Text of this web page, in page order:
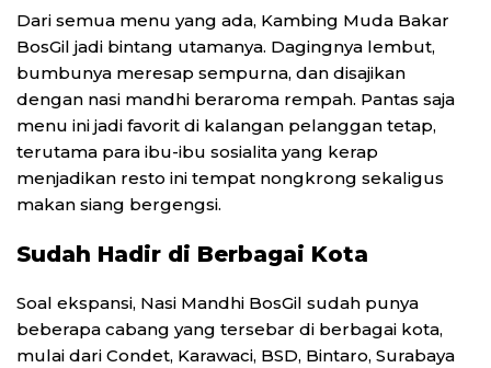
Dari semua menu yang ada, Kambing Muda Bakar
BosGil jadi bintang utamanya. Dagingnya lembut,
bumbunya meresap sempurna, dan disajikan
dengan nasi mandhi beraroma rempah. Pantas saja
menu ini jadi favorit di kalangan pelanggan tetap,
terutama para ibu-ibu sosialita yang kerap
menjadikan resto ini tempat nongkrong sekaligus
makan siang bergengsi.
Sudah Hadir di Berbagai Kota
Soal ekspansi, Nasi Mandhi BosGil sudah punya
beberapa cabang yang tersebar di berbagai kota,
mulai dari Condet, Karawaci, BSD, Bintaro, Surabaya